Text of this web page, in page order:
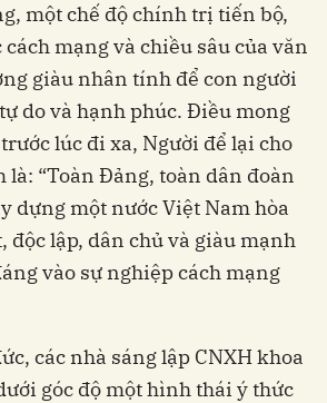
một chế độ chính trị tiến bộ,
mạng và chiều sâu của văn
giàu nhân tính để con người
do và hạnh phúc. Điều mong
lúc đi xa, Người để lại cho
là: “Toàn Đảng, toàn dân đoàn
dựng một nước Việt Nam hòa
độc lập, dân chủ và giàu mạnh
vào sự nghiệp cách mạng
các nhà sáng lập CNXH khoa
góc độ một hình thái ý thức